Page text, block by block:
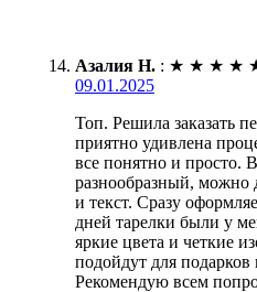
Азалия Н. : ★ ★ ★ ★
09.01.2025
Топ. Решила заказать
приятно удивлена
все понятно и просто.
разнообразный, можно
и текст. Сразу
дней тарелки были у
яркие цвета и четкие
подойдут для
Рекомендую всем